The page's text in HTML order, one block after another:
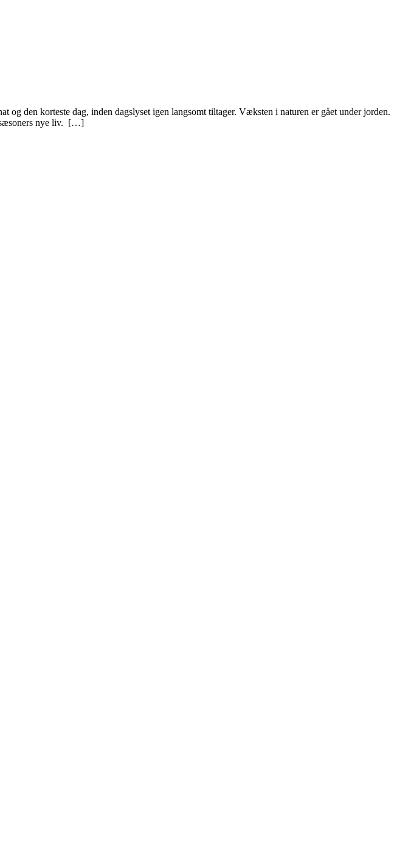
den korteste dag, inden dagslyset igen langsomt tiltager. Væksten i naturen er gået under jorden.
sæsoners nye liv. […]